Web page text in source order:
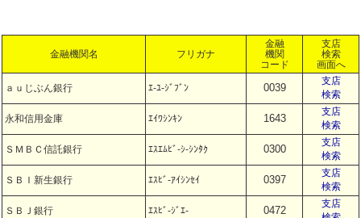
金融機関名 フリガナ
金融
機関
コード
支店
検索
画面へ
ａｕじぶん銀行 ｴ-ﾕ-ｼﾞﾌﾞﾝ 0039
支店
検索
永和信用金庫 ｴｲﾜｼﾝｷﾝ 1643
支店
検索
ＳＭＢＣ信託銀行 ｴｽｴﾑﾋﾞ-ｼ-ｼﾝﾀｸ 0300
支店
検索
ＳＢＩ新生銀行 ｴｽﾋﾞ-ｱｲｼﾝｾｲ 0397
支店
検索
ＳＢＪ銀行 ｴｽﾋﾞ-ｼﾞｴ- 0472
支店